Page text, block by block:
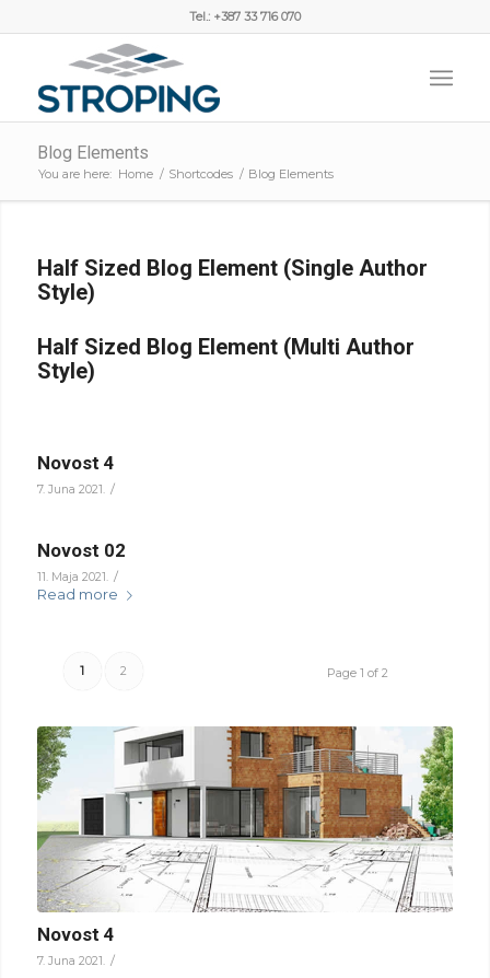
Tel.: +387 33 716 070
Blog Elements
You are here: Home / Shortcodes / Blog Elements
Half Sized Blog Element (Single Author
Style)
Half Sized Blog Element (Multi Author
Style)
Novost 4
7. Juna 2021. /
Novost 02
11. Maja 2021. /
Read more
Page 1 of 2
1 2
Novost 4
7. Juna 2021. /